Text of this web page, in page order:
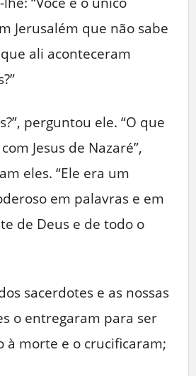
Jerusalém que não sabe
ali aconteceram
perguntou ele. “O que
Jesus de Nazaré”,
eles. “Ele era um
em palavras e em
de Deus e de todo o
sacerdotes e as nossas
o entregaram para ser
à morte e o crucificaram;